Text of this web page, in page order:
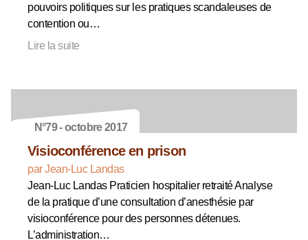
pouvoirs politiques sur les pratiques scandaleuses de
contention ou…
Lire la suite
N°79 - octobre 2017
Visioconférence en prison
par Jean-Luc Landas
Jean-Luc Landas Praticien hospitalier retraité Analyse
de la pratique d’une consultation d’anesthésie par
visioconférence pour des personnes détenues.
L’administration…